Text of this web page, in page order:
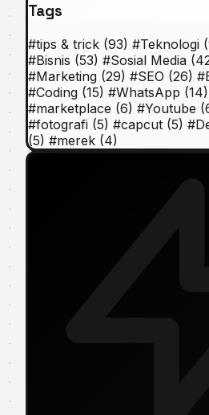
Tags
#tips & trick (93) #Teknologi
#Bisnis (53) #Sosial Media
#Marketing (29) #SEO (26) #
#Coding (15) #WhatsApp (14)
#marketplace (6) #Youtube
#fotografi (5) #capcut (5) #
(5) #merek (4)